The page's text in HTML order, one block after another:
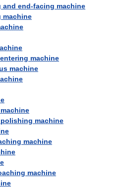
end-facing machine
machine
machine
machine
machine
machine
machine